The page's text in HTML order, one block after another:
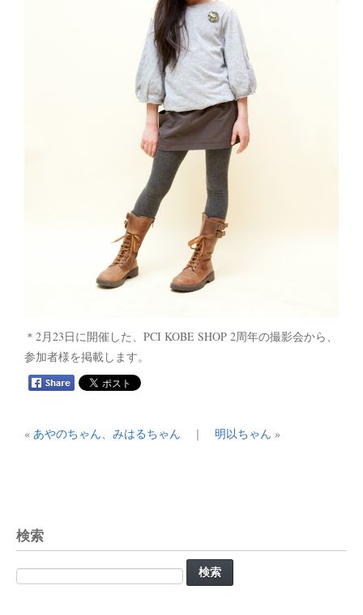
＊2月23日に開催した、PCI KOBE SHOP 2周年の撮影会から、
参加者様を掲載します。
« あやのちゃん、みはるちゃん ｜ 明以ちゃん »
検索
検
索: